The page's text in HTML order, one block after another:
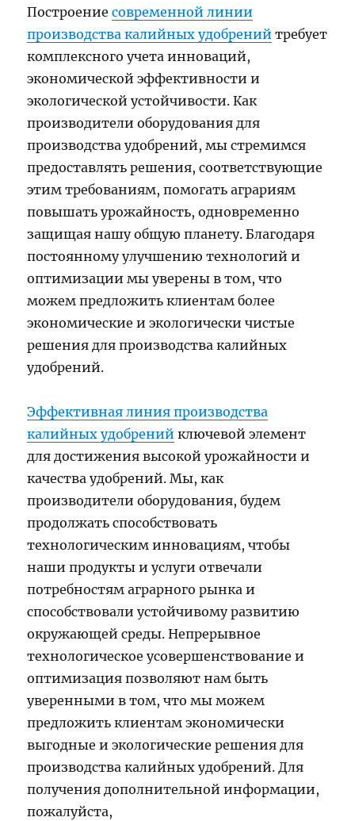
Построениесовременной линии
производства калийных удобрений требует
комплексного учета инноваций,
экономической эффективности и
экологической устойчивости. Как
производители оборудования для
производства удобрений, мы стремимся
предоставлять решения, соответствующие
этим требованиям, помогать аграриям
повышать урожайность, одновременно
защищая нашу общую планету. Благодаря
постоянному улучшению технологий и
оптимизации мы уверены в том, что
можем предложить клиентам более
экономические и экологически чистые
решения для производства калийных
удобрений.
Эффективная линия производства
калийных удобрений ключевой элемент
для достижения высокой урожайности и
качества удобрений. Мы, как
производители оборудования, будем
продолжать способствовать
технологическим инновациям, чтобы
наши продукты и услуги отвечали
потребностям аграрного рынка и
способствовали устойчивому развитию
окружающей среды. Непрерывное
технологическое усовершенствование и
оптимизация позволяют нам быть
уверенными в том, что мы можем
предложить клиентам экономически
выгодные и экологические решения для
производства калийных удобрений. Для
получения дополнительной информации,
пожалуйста,